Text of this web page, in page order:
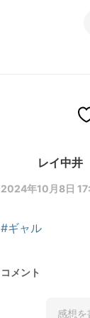
レイ中井
2024年10月8日
#ギャル
コメント